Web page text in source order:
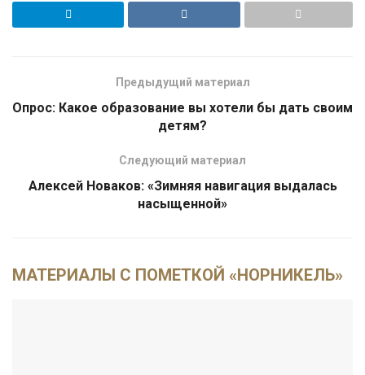
Предыдущий материал
Опрос: Какое образование вы хотели бы дать своим
детям?
Следующий материал
Алексей Новаков: «Зимняя навигация выдалась
насыщенной»
МАТЕРИАЛЫ С ПОМЕТКОЙ «НОРНИКЕЛЬ»